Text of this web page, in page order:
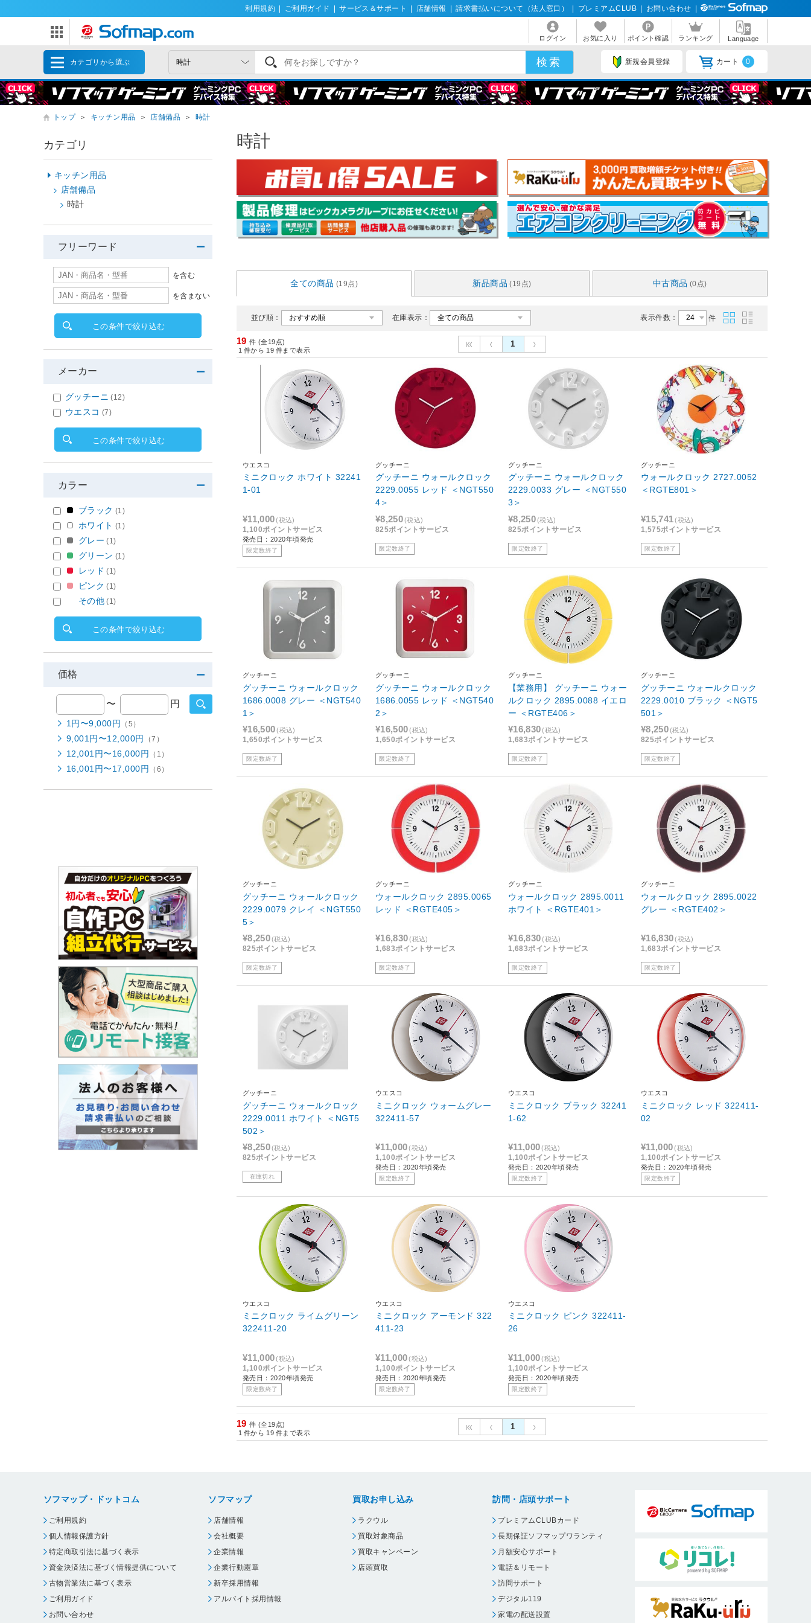
利用規約 ご利用ガイド サービス＆サポート 店舗情報 請求書払いについて（法人窓口） プレミアムCLUB お問い合わせ
ログイン お気に入り ポイント確認 ランキング Language
カテゴリから選ぶ 新規会員登録 カート 0
トップ ＞ キッチン用品 ＞ 店舗備品 ＞ 時計
時計
全ての商品 (19点) 新品商品 (19点) 中古商品 (0点)
並び順： 在庫表示： 表示件数： 件
19 件 (全19点)
1 件から 19 件まで表示
1
ウエスコ
ミニクロック ホワイト 32241
1-01
¥11,000(税込)
1,100ポイントサービス
発売日：2020年頃発売
限定数終了
グッチーニ
グッチーニ ウォールクロック
2229.0055 レッド ＜NGT550
4＞
¥8,250(税込)
825ポイントサービス
限定数終了
グッチーニ
グッチーニ ウォールクロック
2229.0033 グレー ＜NGT550
3＞
¥8,250(税込)
825ポイントサービス
限定数終了
グッチーニ
ウォールクロック 2727.0052
＜RGTE801＞
¥15,741(税込)
1,575ポイントサービス
限定数終了
グッチーニ
グッチーニ ウォールクロック
1686.0008 グレー ＜NGT540
1＞
¥16,500(税込)
1,650ポイントサービス
限定数終了
グッチーニ
グッチーニ ウォールクロック
1686.0055 レッド ＜NGT540
2＞
¥16,500(税込)
1,650ポイントサービス
限定数終了
グッチーニ
【業務用】 グッチーニ ウォー
ルクロック 2895.0088 イエロ
ー ＜RGTE406＞
¥16,830(税込)
1,683ポイントサービス
限定数終了
グッチーニ
グッチーニ ウォールクロック
2229.0010 ブラック ＜NGT5
501＞
¥8,250(税込)
825ポイントサービス
限定数終了
グッチーニ
グッチーニ ウォールクロック
2229.0079 クレイ ＜NGT550
5＞
¥8,250(税込)
825ポイントサービス
限定数終了
グッチーニ
ウォールクロック 2895.0065
レッド ＜RGTE405＞
¥16,830(税込)
1,683ポイントサービス
限定数終了
グッチーニ
ウォールクロック 2895.0011
ホワイト ＜RGTE401＞
¥16,830(税込)
1,683ポイントサービス
限定数終了
グッチーニ
ウォールクロック 2895.0022
グレー ＜RGTE402＞
¥16,830(税込)
1,683ポイントサービス
限定数終了
グッチーニ
グッチーニ ウォールクロック
2229.0011 ホワイト ＜NGT5
502＞
¥8,250(税込)
825ポイントサービス
在庫切れ
ウエスコ
ミニクロック ウォームグレー
322411-57
¥11,000(税込)
1,100ポイントサービス
発売日：2020年頃発売
限定数終了
ウエスコ
ミニクロック ブラック 32241
1-62
¥11,000(税込)
1,100ポイントサービス
発売日：2020年頃発売
限定数終了
ウエスコ
ミニクロック レッド 322411-
02
¥11,000(税込)
1,100ポイントサービス
発売日：2020年頃発売
限定数終了
ウエスコ
ミニクロック ライムグリーン
322411-20
¥11,000(税込)
1,100ポイントサービス
発売日：2020年頃発売
限定数終了
ウエスコ
ミニクロック アーモンド 322
411-23
¥11,000(税込)
1,100ポイントサービス
発売日：2020年頃発売
限定数終了
ウエスコ
ミニクロック ピンク 322411-
26
¥11,000(税込)
1,100ポイントサービス
発売日：2020年頃発売
限定数終了
19 件 (全19点)
1 件から 19 件まで表示
1
カテゴリ
キッチン用品
店舗備品
時計
フリーワード
を含む
を含まない
この条件で絞り込む
メーカー
グッチーニ (12)
ウエスコ (7)
この条件で絞り込む
カラー
ブラック (1)
ホワイト (1)
グレー (1)
グリーン (1)
レッド (1)
ピンク (1)
その他 (1)
この条件で絞り込む
価格
〜 円
1円〜9,000円 （5）
9,001円〜12,000円 （7）
12,001円〜16,000円 （1）
16,001円〜17,000円 （6）
ソフマップ・ドットコム
ご利用規約
個人情報保護方針
特定商取引法に基づく表示
資金決済法に基づく情報提供について
古物営業法に基づく表示
ご利用ガイド
お問い合わせ
ソフマップ
店舗情報
会社概要
企業情報
企業行動憲章
新卒採用情報
アルバイト採用情報
買取お申し込み
ラクウル
買取対象商品
買取キャンペーン
店頭買取
訪問・店頭サポート
プレミアムCLUBカード
長期保証ソフマップワランティ
月額安心サポート
電話＆リモート
訪問サポート
デジタル119
家電の配送設置